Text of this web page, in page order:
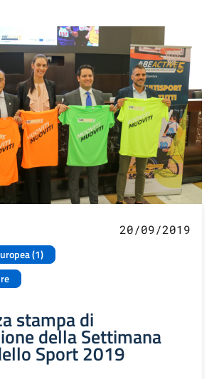
(1)
20/09/2019
stampa di
della Settimana
Sport 2019